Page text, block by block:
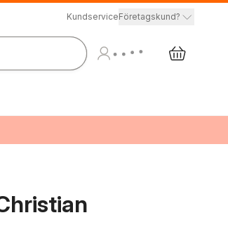
KundserviceFöretagskund?